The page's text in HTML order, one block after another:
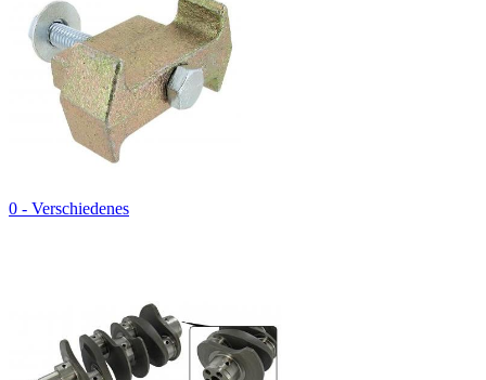
0 - Verschiedenes